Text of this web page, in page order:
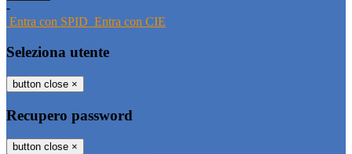
-
Entra con SPID Entra con CIE
Seleziona utente
button close ×
Recupero password
button close ×